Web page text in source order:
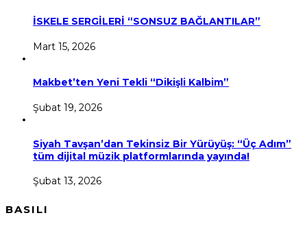
İSKELE SERGİLERİ “SONSUZ BAĞLANTILAR”
Mart 15, 2026
Makbet’ten Yeni Tekli “Dikişli Kalbim”
Şubat 19, 2026
Siyah Tavşan’dan Tekinsiz Bir Yürüyüş: “Üç Adım”
tüm dijital müzik platformlarında yayında!
Şubat 13, 2026
BASILI